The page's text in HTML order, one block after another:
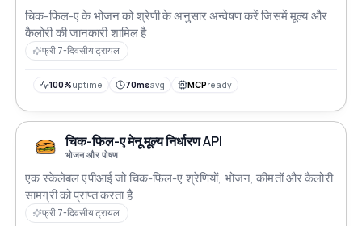
चिक-फिल-ए के भोजन को श्रेणी के अनुसार अन्वेषण करें जिसमें मूल्य और
कैलोरी की जानकारी शामिल है
फ्री 7-दिवसीय ट्रायल
100%uptime 70msavg MCPready
चिक-फिल-ए मेनू मूल्य निर्धारण API
भोजन और पोषण
एक स्केलेबल एपीआई जो चिक-फिल-ए श्रेणियों, भोजन, कीमतों और कैलोरी
सामग्री को प्राप्त करता है
फ्री 7-दिवसीय ट्रायल